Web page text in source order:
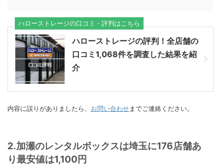
ハローストレージの評判！全店舗の
口コミ1,068件を調査した結果を紹
介
ハローストレージの口コミ・評判はこちら
内容に誤りがありましたら、 お問い合わせまでご連絡ください。
2.加瀬のレンタルボックスは埼玉に176店舗あ
り最安値は1,100円